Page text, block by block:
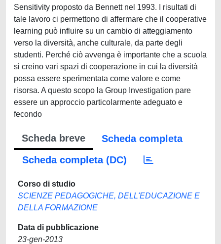
Sensitivity proposto da Bennett nel 1993. I risultati di
tale lavoro ci permettono di affermare che il cooperative
learning può influire su un cambio di atteggiamento
verso la diversità, anche culturale, da parte degli
studenti. Perché ciò avvenga è importante che a scuola
si creino vari spazi di cooperazione in cui la diversità
possa essere sperimentata come valore e come
risorsa. A questo scopo la Group Investigation pare
essere un approccio particolarmente adeguato e
fecondo
Scheda breve
Scheda completa
Scheda completa (DC)
Corso di studio
SCIENZE PEDAGOGICHE, DELL'EDUCAZIONE E
DELLA FORMAZIONE
Data di pubblicazione
23-gen-2013